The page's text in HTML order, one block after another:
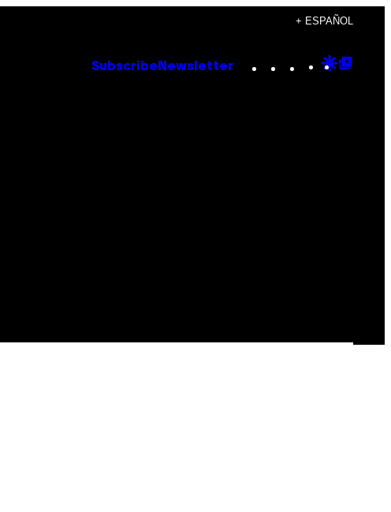
+ ESPAÑOL
Subscribe Newsletter Instagram
TikTok
YouTube
Google